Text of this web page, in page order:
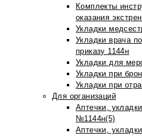
Комплекты
оказания
Укладки
Укладки врача
приказу 1144н
Укладки для
Укладки при
Укладки при
Для организаций
Аптечки,
№1144н(5)
Аптечки,